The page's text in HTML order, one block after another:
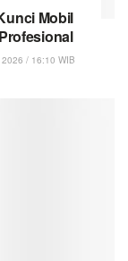
Mobil
/ 16:10 WIB